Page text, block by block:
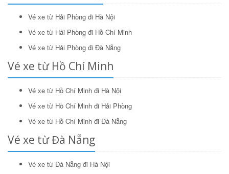
Vé xe từ Hải Phòng đi Hà Nội
Vé xe từ Hải Phòng đi Hồ Chí Minh
Vé xe từ Hải Phòng đi Đà Nẵng
Vé xe từ Hồ Chí Minh
Vé xe từ Hồ Chí Minh đi Hà Nội
Vé xe từ Hồ Chí Minh đi Hải Phòng
Vé xe từ Hồ Chí Minh đi Đà Nẵng
Vé xe từ Đà Nẵng
Vé xe từ Đà Nẵng đi Hà Nội